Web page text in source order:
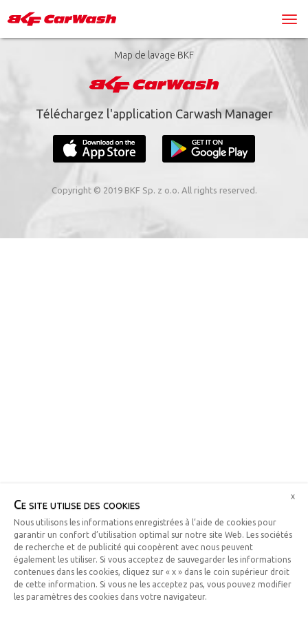
Map de lavage BKF
Téléchargez l'application Carwash Manager
Copyright © 2019 BKF Sp. z o.o. All rights reserved.
Ce site utilise des cookies
Nous utilisons les informations enregistrées à l’aide de cookies pour
garantir un confort d’utilisation optimal sur notre site Web. Les sociétés
de recherche et de publicité qui coopèrent avec nous peuvent
également les utiliser. Si vous acceptez de sauvegarder les informations
contenues dans les cookies, cliquez sur « x » dans le coin supérieur droit
de cette information. Si vous ne les acceptez pas, vous pouvez modifier
les paramètres des cookies dans votre navigateur.
x